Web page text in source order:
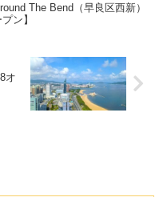
The Bend（早良区西新）
ン】
オ